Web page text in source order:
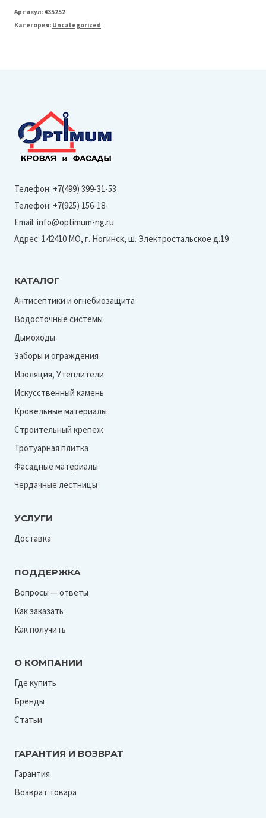
Grand
Line
Matt-
Ral
8017)
Артикул: 435252
Категория: Uncategorized
Телефон: +7(499) 399-31-53
Телефон: +7(925) 156-18-
Email: info@optimum-ng.ru
Адрес: 142410 МО, г. Ногинск, ш. Электростальское д.19
КАТАЛОГ
Антисептики и огнебиозащита
Водосточные системы
Дымоходы
Заборы и ограждения
Изоляция, Утеплители
Искусственный камень
Кровельные материалы
Строительный крепеж
Тротуарная плитка
Фасадные материалы
Чердачные лестницы
УСЛУГИ
Доставка
ПОДДЕРЖКА
Вопросы — ответы
Как заказать
Как получить
О КОМПАНИИ
Где купить
Бренды
Статьи
ГАРАНТИЯ И ВОЗВРАТ
Гарантия
Возврат товара